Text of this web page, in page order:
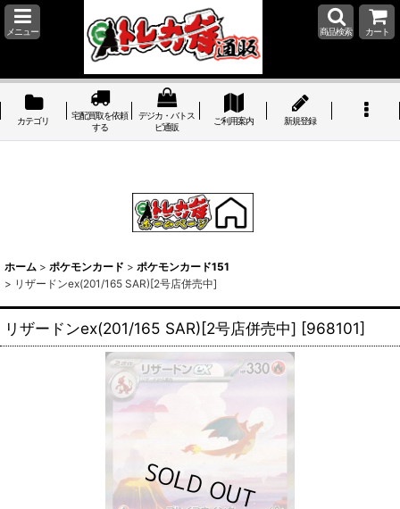
メニュー 商品検索 カート
カテゴリ
宅配買取を依頼
する
デジカ・バトス
ピ通販
ご利用案内 新規登録
ホーム > ポケモンカード > ポケモンカード151
> リザードンex(201/165 SAR)[2号店併売中]
リザードンex(201/165 SAR)[2号店併売中] [968101]